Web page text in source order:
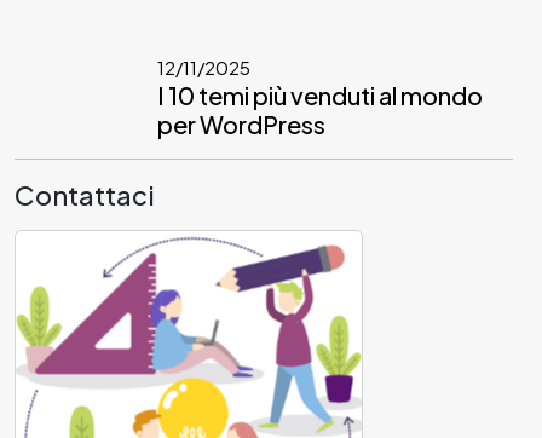
12/11/2025
I 10 temi più venduti al mondo
per WordPress
Contattaci